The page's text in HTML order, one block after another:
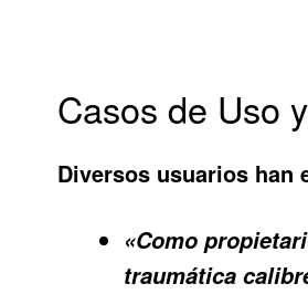
Casos de Uso
Diversos usuarios han
«Como
traumática